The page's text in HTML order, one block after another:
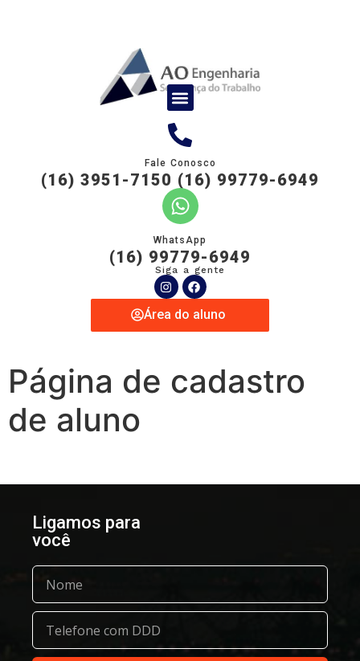
Fale Conosco
(16) 3951-7150 (16) 99779-6949
WhatsApp
(16) 99779-6949
Siga a gente
Área do aluno
Página de cadastro
de aluno
Ligamos para
você